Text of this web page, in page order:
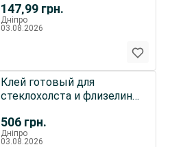
147,99 грн.
Дніпро
03.08.2026
506 грн.
Клей готовый для
стеклохолста и флизелина
Дніпро
03.08.2026